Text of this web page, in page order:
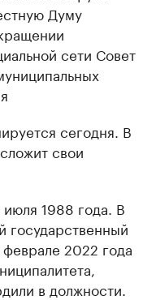
Думу
сети Совет
сегодня. В
свои
1988 года. В
государственный
2022 года
в должности.